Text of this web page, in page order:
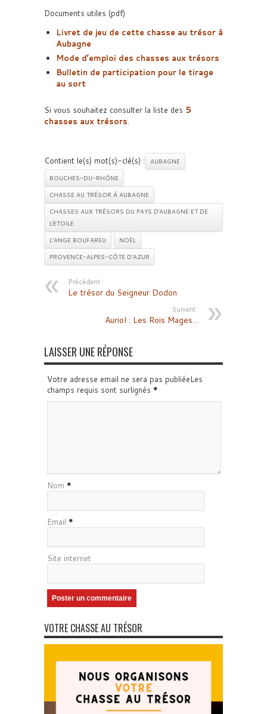
Documents utiles (pdf)
Livret de jeu de cette chasse au trésor à
Aubagne
Mode d’emploi des chasses aux trésors
Bulletin de participation pour le tirage
au sort
Si vous souhaitez consulter la liste des 5
chasses aux trésors.
Contient le(s) mot(s)-clé(s) :
AUBAGNE
BOUCHES-DU-RHÔNE
CHASSE AU TRÉSOR À AUBAGNE
CHASSES AUX TRÉSORS DU PAYS D'AUBAGNE ET DE
L'ETOILE
L’ANGE BOUFAREU
NOËL
PROVENCE-ALPES-CÔTE D’AZUR
Précédent :
Le trésor du Seigneur Dodon
Suivant :
Auriol : Les Rois Mages…
LAISSER UNE RÉPONSE
Votre adresse email ne sera pas publiéeLes
champs requis sont surlignés *
Nom *
Email *
Site internet
VOTRE CHASSE AU TRÉSOR